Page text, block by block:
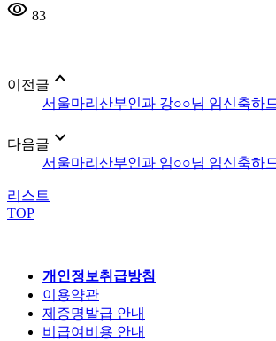
visibility 83
이전글 expand_less
서울마리산부인과 강○○님 임신축하
다음글 expand_more
서울마리산부인과 임○○님 임신축하
리스트
TOP
개인정보취급방침
이용약관
제증명발급 안내
비급여비용 안내